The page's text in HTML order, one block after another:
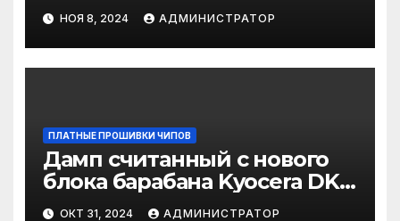
для прошивки
НОЯ 8, 2024 АДМИНИСТРАТОР
ПЛАТНЫЕ ПРОШИВКИ ЧИПОВ
Дамп считанный с нового
блока барабана Kyocera DK-
8350
ОКТ 31, 2024 АДМИНИСТРАТОР